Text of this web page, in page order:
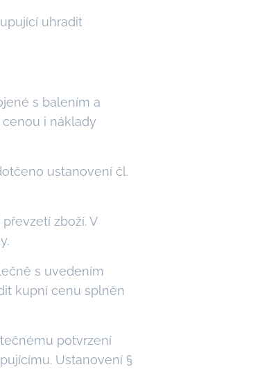
uhradit
s balením a
i náklady
ustanovení čl.
zboží. V
s uvedením
kupní cenu splněn
potvrzení
Ustanovení §